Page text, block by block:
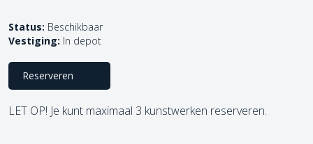
Status: Beschikbaar
Vestiging: In depot
Reserveren
LET OP! Je kunt maximaal 3 kunstwerken reserveren.